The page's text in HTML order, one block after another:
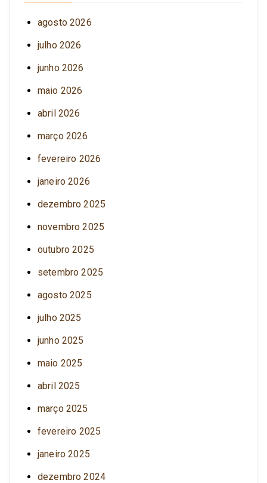
agosto 2026
julho 2026
junho 2026
maio 2026
abril 2026
março 2026
fevereiro 2026
janeiro 2026
dezembro 2025
novembro 2025
outubro 2025
setembro 2025
agosto 2025
julho 2025
junho 2025
maio 2025
abril 2025
março 2025
fevereiro 2025
janeiro 2025
dezembro 2024